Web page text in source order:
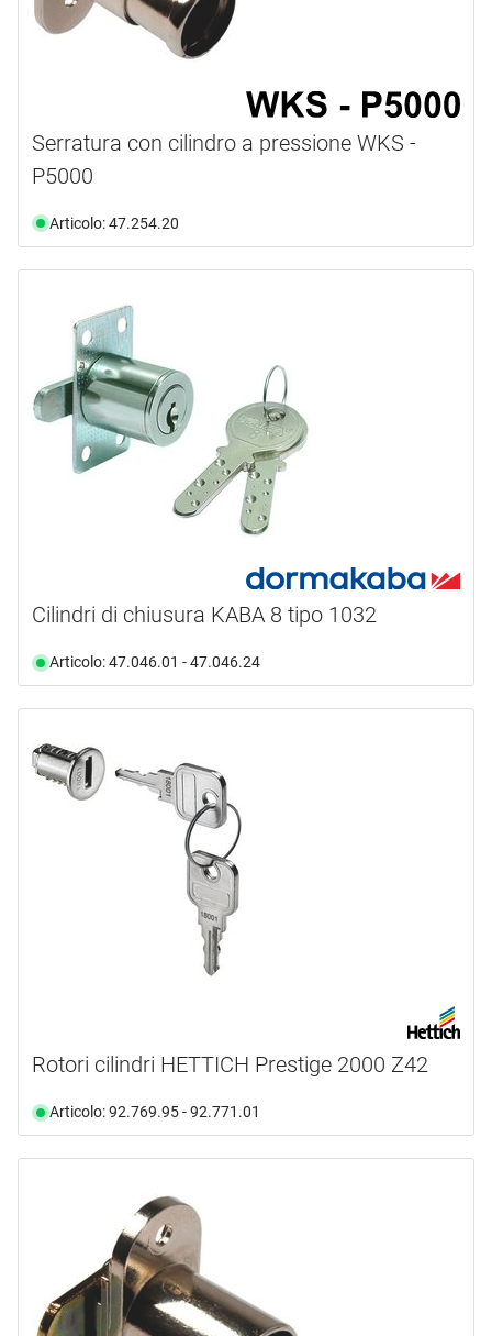
Serratura con cilindro a pressione WKS -
P5000
Articolo: 47.254.20
Cilindri di chiusura KABA 8 tipo 1032
Articolo: 47.046.01 - 47.046.24
Rotori cilindri HETTICH Prestige 2000 Z42
Articolo: 92.769.95 - 92.771.01